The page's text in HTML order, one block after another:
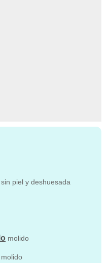
piel y deshuesada
molido
molido